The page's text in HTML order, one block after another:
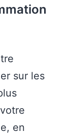
sur les
en